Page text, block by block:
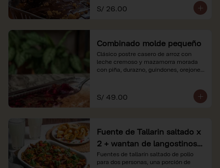
soles e incluyen impuestos de ley y
recargo al consumo. Imagenes
S/ 26.00
Combinado molde pequeño
Clásico postre casero de arroz con
leche cremoso y mazamorra morada
con piña, durazno, guindones, orejones
*Nuestros precios están expresados en
soles e incluyen impuestos de ley y
S/ 49.00
Fuente de Tallarin saltado x
2 + wantan de langostinos +
2 limonadas
Fuentes de tallarín saltado de pollo
para dos personas, una porción de